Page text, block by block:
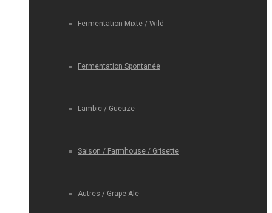
Fermentation Mixte / Wild
Fermentation Spontanée
Lambic / Gueuze
Saison / Farmhouse / Grisette
Autres / Grape Ale